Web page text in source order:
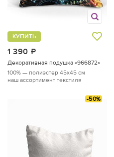
1 390
КУПИТЬ
Декоративная подушка «966872»
100% — полиэстер 45x45 см
наш ассортимент текстиля
-50%